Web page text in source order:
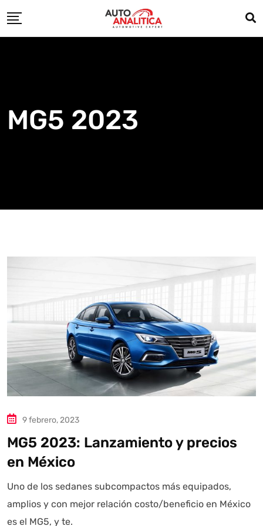
to
MG5 2023
9 febrero, 2023
MG5 2023: Lanzamiento y precios
en México
Uno de los sedanes subcompactos más equipados,
amplios y con mejor relación costo/beneficio en México
es el MG5, y te.
Estoy aquí para encontrar lo que necesitas. ¿Qué estás
buscando? "Este asistente con IA (OpenAI) ofrece
información referencial que puede contener errores.
Asistente con IA en desarrollo. Autoanalítica optimiza
diariamente su exactitud."